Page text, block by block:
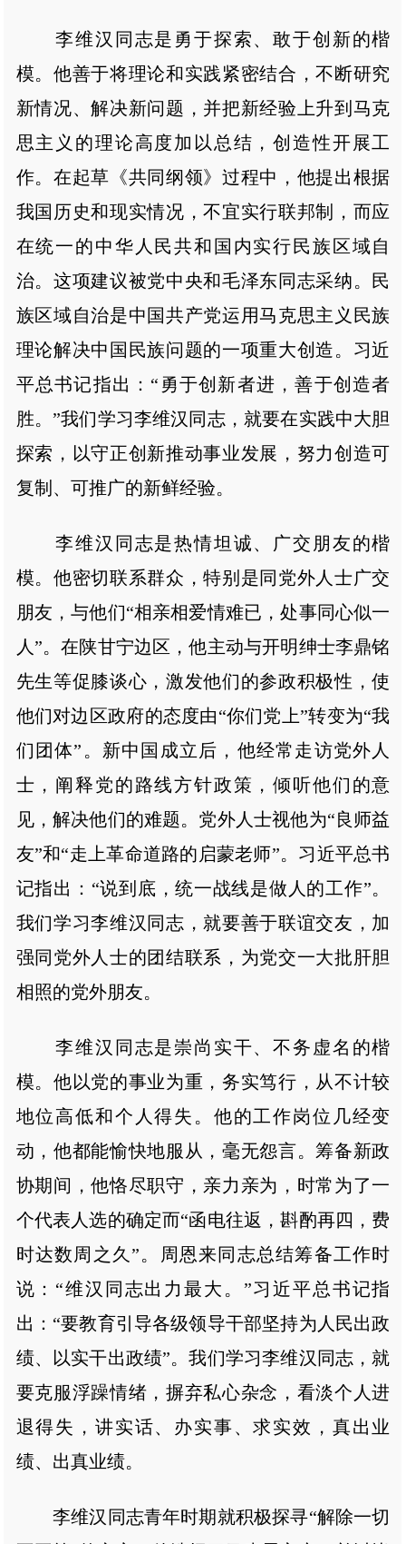
李维汉同志是勇于探索、敢于创新的楷
模。他善于将理论和实践紧密结合，不断研究
新情况、解决新问题，并把新经验上升到马克
思主义的理论高度加以总结，创造性开展工
作。在起草《共同纲领》过程中，他提出根据
我国历史和现实情况，不宜实行联邦制，而应
在统一的中华人民共和国内实行民族区域自
治。这项建议被党中央和毛泽东同志采纳。民
族区域自治是中国共产党运用马克思主义民族
理论解决中国民族问题的一项重大创造。习近
平总书记指出：“勇于创新者进，善于创造者
胜。”我们学习李维汉同志，就要在实践中大胆
探索，以守正创新推动事业发展，努力创造可
复制、可推广的新鲜经验。
李维汉同志是热情坦诚、广交朋友的楷
模。他密切联系群众，特别是同党外人士广交
朋友，与他们“相亲相爱情难已，处事同心似一
人”。在陕甘宁边区，他主动与开明绅士李鼎铭
先生等促膝谈心，激发他们的参政积极性，使
他们对边区政府的态度由“你们党上”转变为“我
们团体”。新中国成立后，他经常走访党外人
士，阐释党的路线方针政策，倾听他们的意
见，解决他们的难题。党外人士视他为“良师益
友”和“走上革命道路的启蒙老师”。习近平总书
记指出：“说到底，统一战线是做人的工作”。
我们学习李维汉同志，就要善于联谊交友，加
强同党外人士的团结联系，为党交一大批肝胆
相照的党外朋友。
李维汉同志是崇尚实干、不务虚名的楷
模。他以党的事业为重，务实笃行，从不计较
地位高低和个人得失。他的工作岗位几经变
动，他都能愉快地服从，毫无怨言。筹备新政
协期间，他恪尽职守，亲力亲为，时常为了一
个代表人选的确定而“函电往返，斟酌再四，费
时达数周之久”。周恩来同志总结筹备工作时
说：“维汉同志出力最大。”习近平总书记指
出：“要教育引导各级领导干部坚持为人民出政
绩、以实干出政绩”。我们学习李维汉同志，就
要克服浮躁情绪，摒弃私心杂念，看淡个人进
退得失，讲实话、办实事、求实效，真出业
绩、出真业绩。
李维汉同志青年时期就积极探寻“解除一切